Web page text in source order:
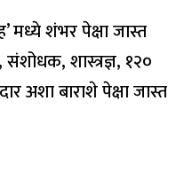
मध्ये शंभर पेक्षा जास्त
शास्त्रज्ञ, १२०
अशा बाराशे पेक्षा जास्त